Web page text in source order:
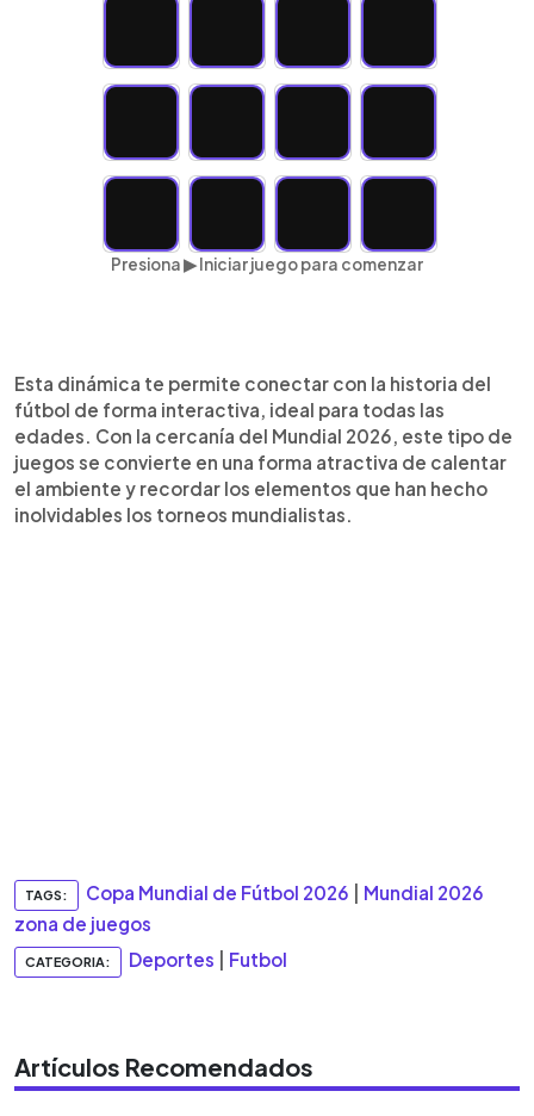
Presiona ▶ Iniciar juego para comenzar
Esta dinámica te permite conectar con la historia del
fútbol de forma interactiva, ideal para todas las
edades. Con la cercanía del Mundial 2026, este tipo de
juegos se convierte en una forma atractiva de calentar
el ambiente y recordar los elementos que han hecho
inolvidables los torneos mundialistas.
TAGS: Copa Mundial de Fútbol 2026
Mundial 2026
zona de juegos
CATEGORIA: Deportes Futbol
Artículos Recomendados